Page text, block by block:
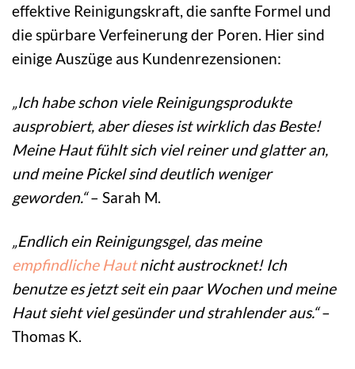
effektive Reinigungskraft, die sanfte Formel und
die spürbare Verfeinerung der Poren. Hier sind
einige Auszüge aus Kundenrezensionen:
„Ich habe schon viele Reinigungsprodukte
ausprobiert, aber dieses ist wirklich das Beste!
Meine Haut fühlt sich viel reiner und glatter an,
und meine Pickel sind deutlich weniger
geworden.“– Sarah M.
„Endlich ein Reinigungsgel, das meine
empfindliche Hautnicht austrocknet! Ich
benutze es jetzt seit ein paar Wochen und meine
Haut sieht viel gesünder und strahlender aus.“–
Thomas K.